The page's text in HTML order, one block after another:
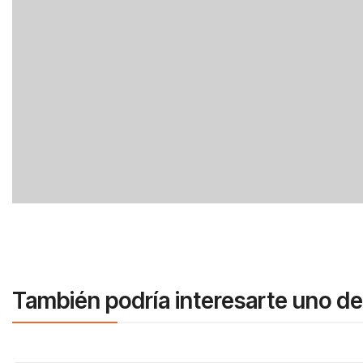
También podría interesarte uno